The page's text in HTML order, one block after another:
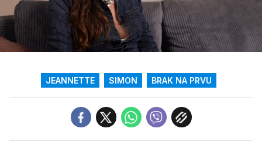
Upali
zvuk
17.50%
JEANNETTE SIMON BRAK NA PRVU